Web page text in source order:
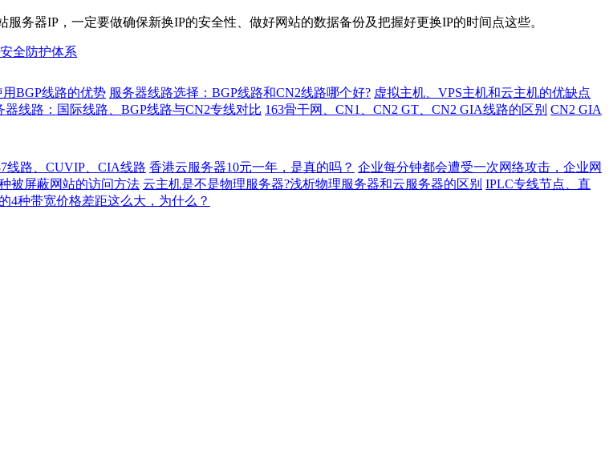
器IP，一定要做确保新换IP的安全性、做好网站的数据备份及把握好更换IP的时间点这些。
全防护体系
BGP线路的优势 服务器线路选择：BGP线路和CN2线路哪个好? 虚拟主机、VPS主机和云主机的优缺点
器线路：国际线路、BGP线路与CN2专线对比 163骨干网、CN1、CN2 GT、CN2 GIA线路的区别 CN2 GIA
线路、CUVIP、CIA线路 香港云服务器10元一年，是真的吗？ 企业每分钟都会遭受一次网络攻击，企业网
被屏蔽网站的访问方法 云主机是不是物理服务器?浅析物理服务器和云服务器的区别 IPLC专线节点、直
4种带宽价格差距这么大，为什么？